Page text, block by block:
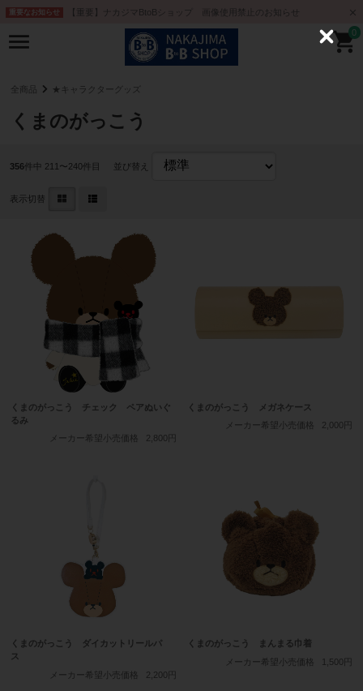
重要なお知らせ 【重要】ナカジマBtoBショップ 画像使用禁止のお知らせ
0
全商品 ★キャラクターグッズ
くまのがっこう
356件中 211〜240件目 並び替え
表示切替
くまのがっこう チェック ペアぬいぐ
るみ
メーカー希望小売価格
2,800円
くまのがっこう メガネケース
メーカー希望小売価格
2,000円
くまのがっこう ダイカットリールパ
ス
メーカー希望小売価格
2,200円
くまのがっこう まんまる巾着
メーカー希望小売価格
1,500円
C